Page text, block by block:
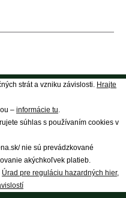
strát a vzniku závislosti. Hrajte
– informácie tu.
súhlas s používaním cookies v
nie sú prevádzkované
akýchkoľvek platieb.
Úrad pre reguláciu hazardných hier,